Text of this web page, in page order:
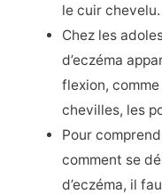
le cuir chevelu.
Chez les
d’eczéma
flexion,
chevilles, les
Pour
comment se
d’eczéma, il